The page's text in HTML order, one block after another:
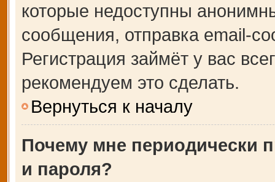
которые недоступны
сообщения, отправка email-
Регистрация займёт у вас
рекомендуем это сделать.
Вернуться к началу
Почему мне периодически
и пароля?